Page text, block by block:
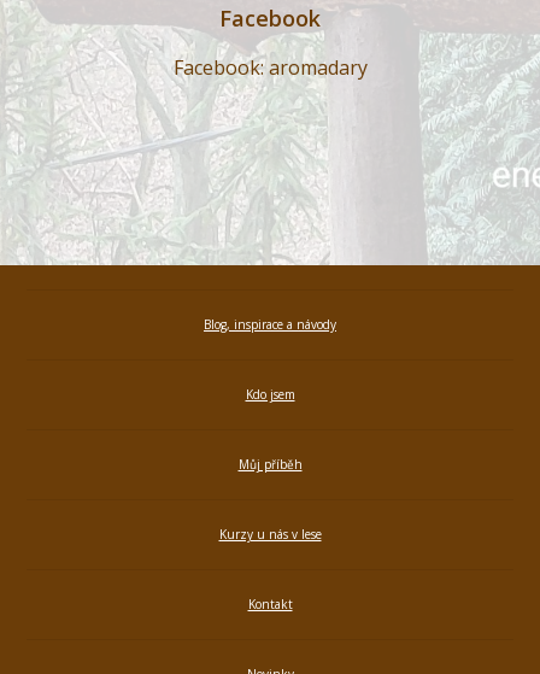
Facebook
Facebook: aromadary
Blog, inspirace a návody
Kdo jsem
Můj příběh
Kurzy u nás v lese
Kontakt